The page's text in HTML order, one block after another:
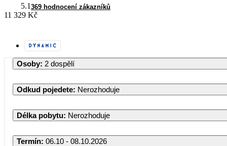
5.1 369 hodnocení zákazníků
11 329 Kč
Osoby: 2 dospělí
Odkud pojedete: Nerozhoduje
Délka pobytu: Nerozhoduje
Termín: 06.10 - 08.10.2026